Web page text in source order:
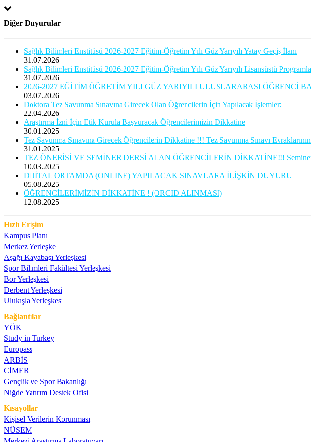
Diğer Duyurular
Sağlık Bilimleri Enstitüsü 2026-2027 Eğitim-Öğretim Yılı Güz Yarıyılı Yatay Geçiş İlanı
31.07.2026
Sağlık Bilimleri Enstitüsü 2026-2027 Eğitim-Öğretim Yılı Güz Yarıyılı Lisansüstü
31.07.2026
2026-2027 EĞİTİM ÖĞRETİM YILI GÜZ YARIYILI ULUSLARARASI ÖĞRENCİ
03.07.2026
Doktora Tez Savunma Sınavına Girecek Olan Öğrencilerin İçin Yapılacak İşlemler:
22.04.2026
Araştırma İzni İçin Etik Kurula Başvuracak Öğrencilerimizin Dikkatine
30.01.2025
Tez Savunma Sınavına Girecek Öğrencilerin Dikkatine !!! Tez Savunma Sınavı
31.01.2025
TEZ ÖNERİSİ VE SEMİNER DERSİ ALAN ÖĞRENCİLERİN DİKKATİNE!!! Seminer
10.03.2025
DİJİTAL ORTAMDA (ONLINE) YAPILACAK SINAVLARA İLİŞKİN DUYURU
05.08.2025
ÖĞRENCİLERİMİZİN DİKKATİNE ! (ORCID ALINMASI)
12.08.2025
Hızlı Erişim
Kampus Planı
Merkez Yerleşke
Aşağı Kayabaşı Yerleşkesi
Spor Bilimleri Fakültesi Yerleşkesi
Bor Yerleşkesi
Derbent Yerleşkesi
Ulukışla Yerleşkesi
Bağlantılar
YÖK
Study in Turkey
Europass
ARBİS
CİMER
Gençlik ve Spor Bakanlığı
Niğde Yatırım Destek Ofisi
Kısayollar
Kişisel Verilerin Korunması
NÜSEM